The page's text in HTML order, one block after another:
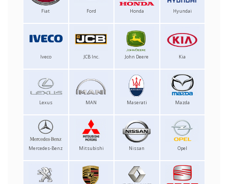
Fiat Ford Honda Hyundai
Iveco JCB Inc. John Deere Kia
Lexus MAN Maserati Mazda
Mercedes-Benz Mitsubishi Nissan Opel